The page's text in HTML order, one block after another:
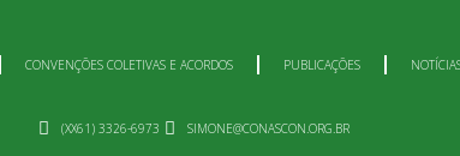
CONVENÇÕES COLETIVAS E ACORDOS PUBLICAÇÕES
(XX61) 3326-6973 SIMONE@CONASCON.ORG.BR